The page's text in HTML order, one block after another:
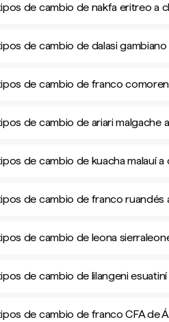
de cambio de nakfa eritreo a
de cambio de dalasi gambiano
de cambio de franco
de cambio de ariari malgache
de cambio de kuacha malauí a
de cambio de franco ruandés
de cambio de leona
de cambio de lilangeni
de cambio de franco CFA de